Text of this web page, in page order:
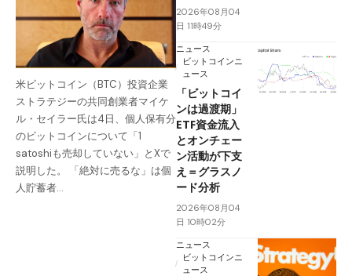
米ビットコイン（BTC）投資企業
ストラテジーの共同創業者マイケ
ル・セイラー氏は4日、個人保有分
のビットコインについて「1
satoshiも売却していない」とXで
説明した。 「絶対に売るな」は個
人貯蓄者…
2026年08月04
日 11時49分
ニュース
ビットコインニ
ュース
「ビットコイ
ンは過渡期」
ETF資金流入
とオンチェー
ン活動が下支
え＝グラスノ
ード分析
2026年08月04
日 10時02分
ニュース
ビットコインニ
ュース